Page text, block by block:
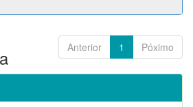
Anterior 1 Póximo